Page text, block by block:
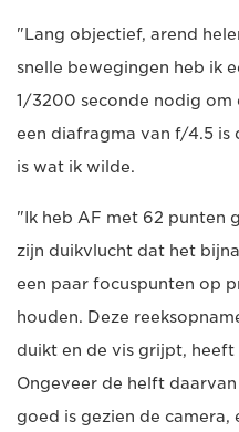
"Lang objectief, arend
snelle bewegingen heb ik
1/3200 seconde nodig om
een diafragma van f/4.5 is
is wat ik wilde.
"Ik heb AF met 62 punten
zijn duikvlucht dat het
een paar focuspunten op
houden. Deze
duikt en de vis grijpt,
Ongeveer de helft
goed is gezien de